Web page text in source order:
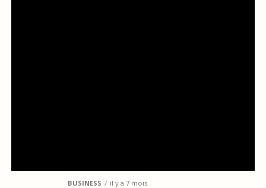
BUSINESS il y a 7 mois